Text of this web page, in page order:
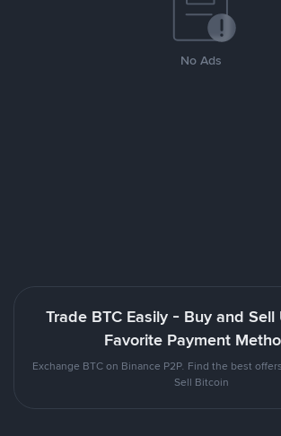
No Ads
Trade BTC Easily - Buy and Sell
Favorite Payment
Exchange BTC on Binance P2P. Find the best
Sell Bitcoin